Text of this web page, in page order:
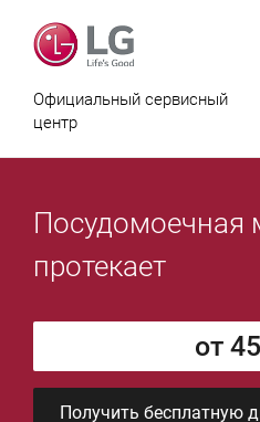
Официальный сервисный
центр
Посудомоечная
протекает
от
Получить бесплатную